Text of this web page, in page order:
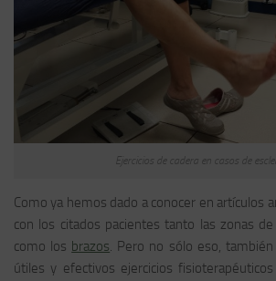
Ejercicios de cadera en casos de
Como ya hemos dado a conocer en artículos
con los citados pacientes tanto las zonas de
como los brazos. Pero no sólo eso,
útiles y efectivos ejercicios fisioterapéuticos